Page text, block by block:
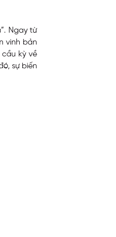
Ngay từ
vinh bản
kỳ về
sự biến